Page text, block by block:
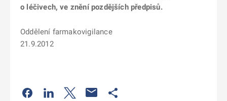
o léčivech, ve znění pozdějších předpisů.
Oddělení farmakovigilance
21.9.2012
Odkaz se otevře na nové kartě
Odkaz se otevře na nové kartě
Odkaz se otevře na nové kartě